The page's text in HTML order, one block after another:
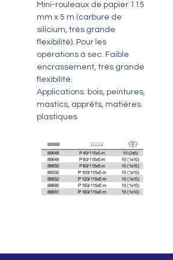
Mini-rouleaux de papier 115
mm x 5 m (carbure de
silicium, très grande
flexibilité). Pour les
opérations à sec. Faible
encrassement, très grande
flexibilité.
Applications: bois, peintures,
mastics, apprêts, matières
plastiques